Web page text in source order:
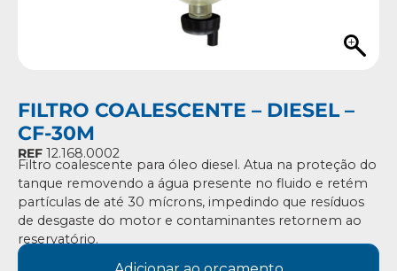
FILTRO COALESCENTE – DIESEL –
CF-30M
REF 12.168.0002
Filtro coalescente para óleo diesel. Atua na proteção do
tanque removendo a água presente no fluido e retém
partículas de até 30 mícrons, impedindo que resíduos
de desgaste do motor e contaminantes retornem ao
reservatório.